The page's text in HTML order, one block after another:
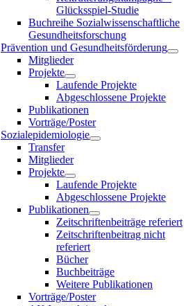
Glücksspiel-Studie
Buchreihe Sozialwissenschaftliche
Gesundheitsforschung
Prävention und Gesundheitsförderung
Mitglieder
Projekte
Laufende Projekte
Abgeschlossene Projekte
Publikationen
Vorträge/Poster
Sozialepidemiologie
Transfer
Mitglieder
Projekte
Laufende Projekte
Abgeschlossene Projekte
Publikationen
Zeitschriftenbeiträge referiert
Zeitschriftenbeitrag nicht
referiert
Bücher
Buchbeiträge
Weitere Publikationen
Vorträge/Poster